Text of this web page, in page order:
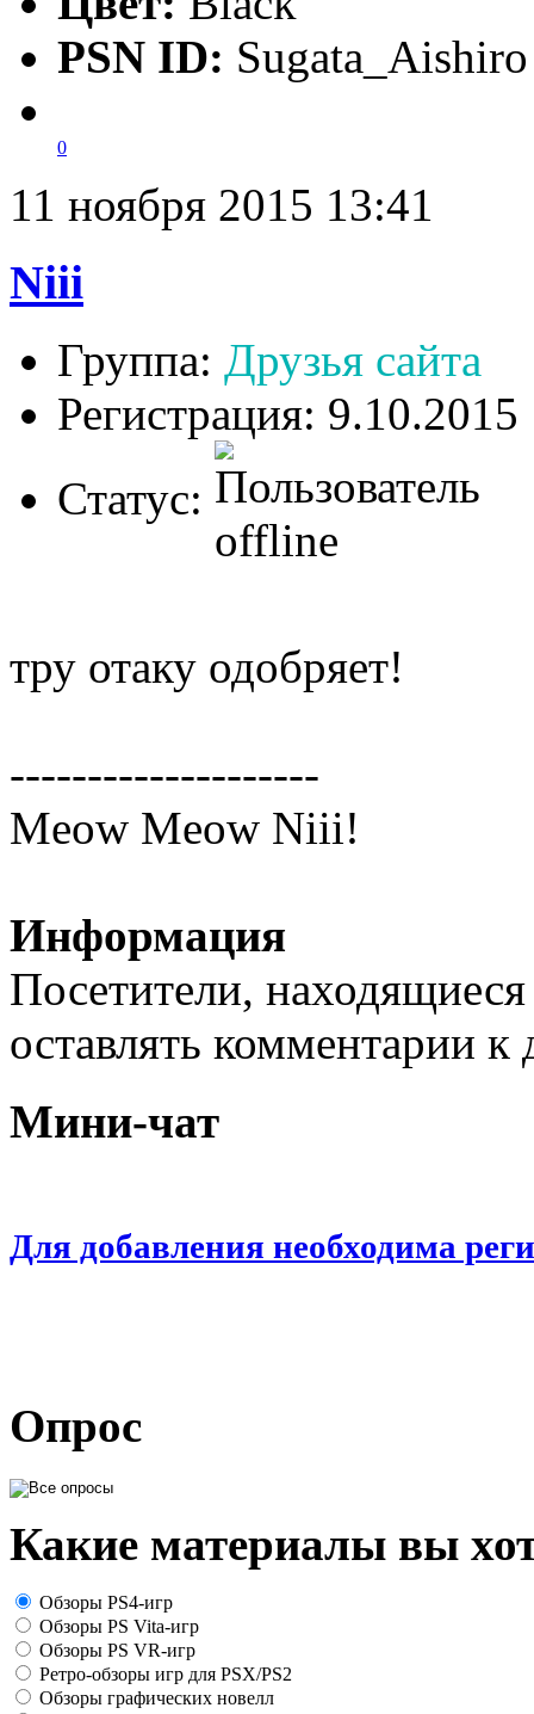
PSN ID: Sugata_Aishiro
0
11 ноября 2015 13:41
Niii
Группа: Друзья сайта
Регистрация: 9.10.2015
Статус:
тру отаку одобряет!
--------------------
Meow Meow Niii!
Информация
Посетители,
оставлять комментарии
Мини-чат
Для добавления необходима
Опрос
Какие материалы вы
Обзоры PS4-игр
Обзоры PS Vita-игр
Обзоры PS VR-игр
Ретро-обзоры игр для PSX/PS2
Обзоры графических новелл